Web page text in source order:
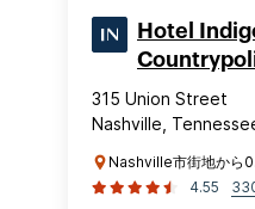
Hotel
315 Union Street
Nashville,
Nashville市街地から
4.55